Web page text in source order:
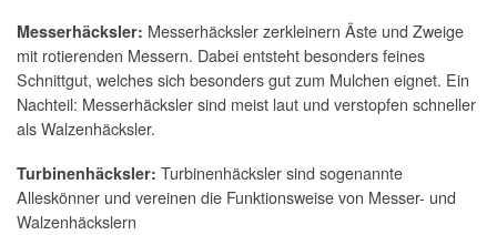
Messerhäcksler: Messerhäcksler zerkleinern Äste und Zweige
mit rotierenden Messern. Dabei entsteht besonders feines
Schnittgut, welches sich besonders gut zum Mulchen eignet. Ein
Nachteil: Messerhäcksler sind meist laut und verstopfen schneller
als Walzenhäcksler.
Turbinenhäcksler: Turbinenhäcksler sind sogenannte
Alleskönner und vereinen die Funktionsweise von Messer- und
Walzenhäckslern